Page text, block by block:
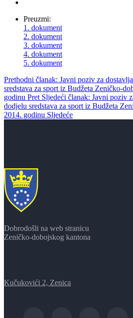
Preuzmi:
1. dokument
2. dokument
3. dokument
4. dokument
5. dokument
Prethodni članak: Javni poziv za
sredstava za sport iz Budžeta Zeničko-
godinu Pret Sljedeći članak: Javni poziv
dodjelu sredstava za sport iz Budžeta
2014. godinu Sljedeće
Dobrodošli na web stranicu
Zeničko-dobojskog kantona
Kučukovići 2, Zenica